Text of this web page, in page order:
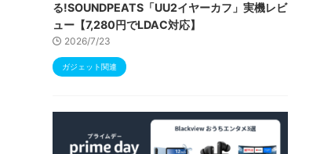
る!SOUNDPEATS「UU2イヤーカフ」実機レビ
ュー【7,280円でLDAC対応】
2026/7/23
ガジェット関連